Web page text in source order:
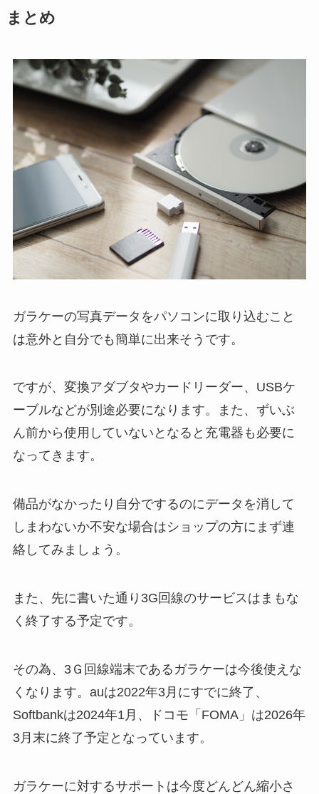
まとめ
ガラケーの写真データをパソコンに取り込むこと
は意外と自分でも簡単に出来そうです。
ですが、変換アダブタやカードリーダー、 USBケ
ーブルなどが別途必要になります。
また、ずいぶ
ん前から使用していないとなると充電器も必要に
なってきます。
備品がなかったり自分でするのにデータを消して
しまわないか不安な場合はショップの方にまず連
絡してみましょう。
また、先に書いた通り3G回線のサービスはまもな
く終了する予定です。
その為、3Ｇ回線端末であるガラケーは今後使えな
くなります。 auは2022年3月にすでに終了、
Softbankは2024年1月、
ドコモ「FOMA」は2026年
3月末に終了予定となっています。
ガラケーに対するサポートは今度どんどん縮小さ